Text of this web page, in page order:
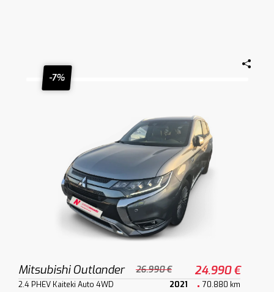
-7%
Mitsubishi Outlander 26.990 € 24.990 €
2.4 PHEV Kaiteki Auto 4WD 2021 70.880 km